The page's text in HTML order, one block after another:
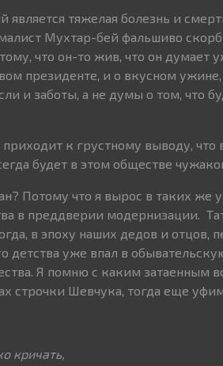
тяжелая болезнь и
Мухтар-бей фальшиво
что он-то жив, что он думает
президенте, и о вкусном
и заботы, а не думы о том, что
к грустному выводу,
будет в этом обществе
Потому что я вырос в таких же
в преддверии модернизации.
в эпоху наших дедов и отцов,
уже впал в
Я помню с каким затаенным
строчки Шевчука, тогда еще
кричать,